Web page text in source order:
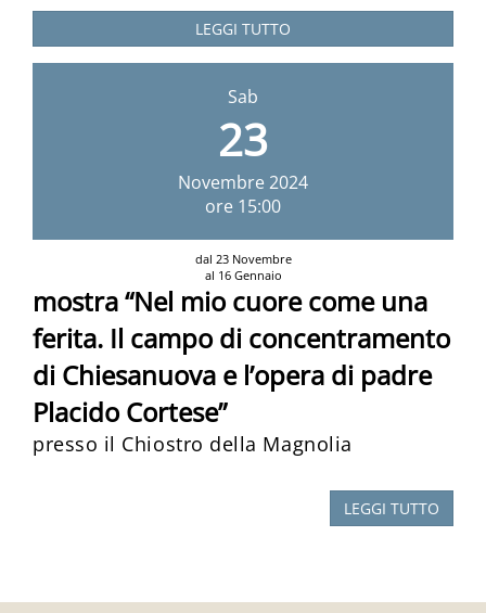
LEGGI TUTTO
Sab
23
Novembre 2024
ore 15:00
dal 23 Novembre
al 16 Gennaio
mostra “Nel mio cuore come una
ferita. Il campo di concentramento
di Chiesanuova e l’opera di padre
Placido Cortese”
presso il Chiostro della Magnolia
LEGGI TUTTO